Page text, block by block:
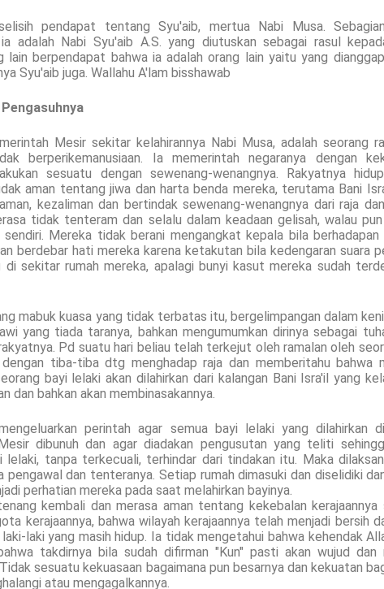
pendapat tentang Syu'aib, mertua Nabi Musa.
adalah Nabi Syu'aib A.S. yang diutuskan sebagai rasul
lain berpendapat bahwa ia adalah orang lain yaitu yang
Syu'aib juga. Wallahu A'lam bisshawab
Mesir sekitar kelahirannya Nabi Musa, adalah seorang
berperikemanusiaan. Ia memerintah negaranya dengan
sesuatu dengan sewenang-wenangnya. Rakyatnya
aman tentang jiwa dan harta benda mereka, terutama Bani
kezaliman dan bertindak sewenang-wenangnya dari raja
tidak tenteram dan selalu dalam keadaan gelisah, walau
Mereka tidak berani mengangkat kepala bila berhadapan
berdebar hati mereka karena ketakutan bila kedengaran suara
di sekitar rumah mereka, apalagi bunyi kasut mereka sudah
mabuk kuasa yang tidak terbatas itu, bergelimpangan dalam
yang tiada taranya, bahkan mengumumkan dirinya sebagai
Pd suatu hari beliau telah terkejut oleh ramalan oleh
tiba-tiba dtg menghadap raja dan memberitahu bahwa
bayi lelaki akan dilahirkan dari kalangan Bani Isra'il yang
dan bahkan akan membinasakannya.
perintah agar semua bayi lelaki yang dilahirkan
dibunuh dan agar diadakan pengusutan yang teliti
lelaki, tanpa terkecuali, terhindar dari tindakan itu. Maka
pengawal dan tenteranya. Setiap rumah dimasuki dan diselidiki
perhatian mereka pada saat melahirkan bayinya.
kembali dan merasa aman tentang kekebalan kerajaannya
kerajaannya, bahwa wilayah kerajaannya telah menjadi bersih
laki yang masih hidup. Ia tidak mengetahui bahwa kehendak
takdirnya bila sudah difirman "Kun" pasti akan wujud dan
sesuatu kekuasaan bagaimana pun besarnya dan kekuatan
atau mengagalkannya.